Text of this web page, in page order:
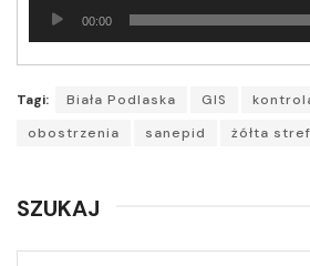
Odtwarzacz
plików
00:00
Tagi: Biała Podlaska GIS
obostrzenia
sanepid żółta
SZUKAJ